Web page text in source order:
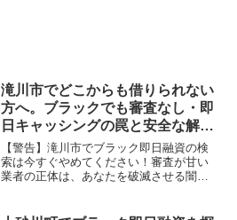
滝川市でどこからも借りられない
方へ。ブラックでも審査なし・即
日キャッシングの罠と安全な解決
策
【警告】滝川市でブラック即日融資の検
索は今すぐやめてください！審査が甘い
業者の正体は、あなたを破滅させる闇金